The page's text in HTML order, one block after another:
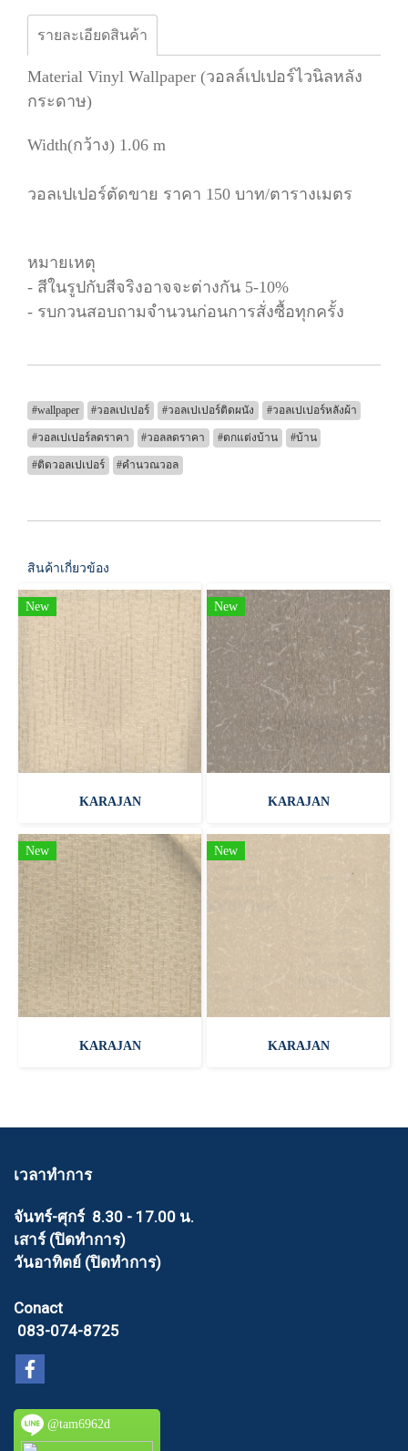
รายละเอียดสินค้า
Material Vinyl Wallpaper (วอลล์เปเปอร์ไวนิลหลัง
กระดาษ)
Width(กว้าง) 1.06 m
วอลเปเปอร์ตัดขาย ราคา 150 บาท/ตารางเมตร
หมายเหตุ
- สีในรูปกับสีจริงอาจจะต่างกัน 5-10%
- รบกวนสอบถามจำนวนก่อนการสั่งซื้อทุกครั้ง
#wallpaper #วอลเปเปอร์ #วอลเปเปอร์ติดผนัง #วอลเปเปอร์หลังผ้า
#วอลเปเปอร์ลดราคา #วอลลดราคา #ตกแต่งบ้าน #บ้าน
#ติดวอลเปเปอร์ #คำนวณวอล
สินค้าเกี่ยวข้อง
New
KARAJAN
New
KARAJAN
New
KARAJAN
New
KARAJAN
เวลาทำการ
จันทร์-ศุกร์ 8.30 - 17.00 น.
เสาร์ (ปิดทำการ)
วันอาทิตย์ (ปิดทำการ)
Conact
083-074-8725
@tam6962d